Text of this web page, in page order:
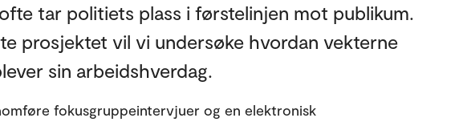
tar politiets plass i førstelinjen mot publikum.
prosjektet vil vi undersøke hvordan vekterne
sin arbeidshverdag.
fokusgruppeintervjuer og en elektronisk